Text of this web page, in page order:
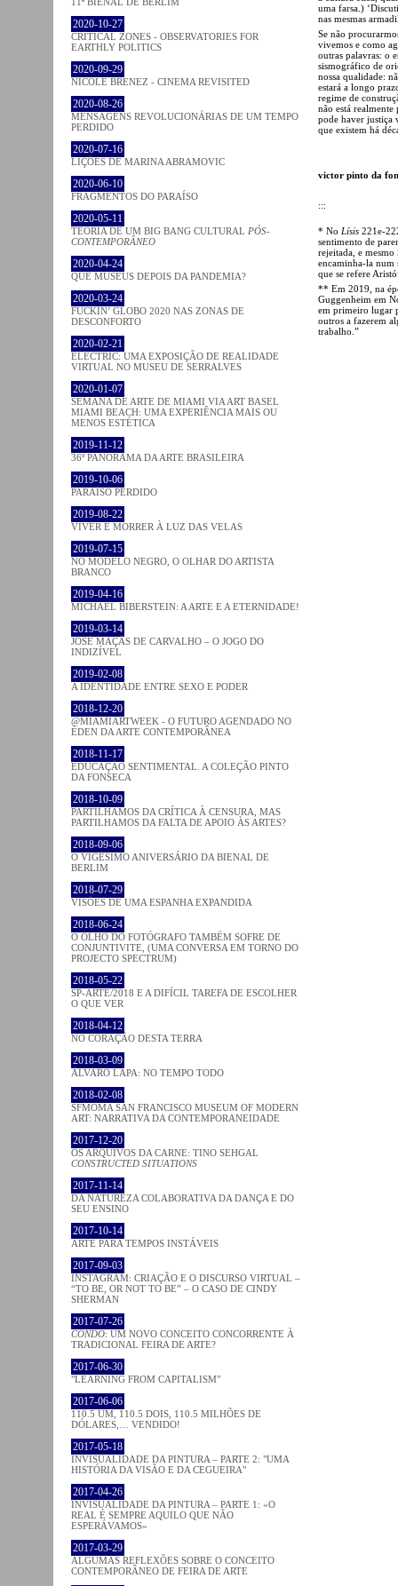
2020-10-27
CRITICAL ZONES - OBSERVATORIES FOR
EARTHLY POLITICS
2020-09-29
NICOLE BRENEZ - CINEMA REVISITED
2020-08-26
MENSAGENS REVOLUCIONÁRIAS DE UM TEMPO
PERDIDO
2020-07-16
LIÇÕES DE MARINA ABRAMOVIC
2020-06-10
FRAGMENTOS DO PARAÍSO
2020-05-11
TEORIA DE UM BIG BANG CULTURAL PÓS-
CONTEMPORÂNEO
2020-04-24
QUE MUSEUS DEPOIS DA PANDEMIA?
2020-03-24
FUCKIN’ GLOBO 2020 NAS ZONAS DE
DESCONFORTO
2020-02-21
ELECTRIC: UMA EXPOSIÇÃO DE REALIDADE
VIRTUAL NO MUSEU DE SERRALVES
2020-01-07
SEMANA DE ARTE DE MIAMI VIA ART BASEL
MIAMI BEACH: UMA EXPERIÊNCIA MAIS OU
MENOS ESTÉTICA
2019-11-12
36º PANORAMA DA ARTE BRASILEIRA
2019-10-06
PARAÍSO PERDIDO
2019-08-22
VIVER E MORRER À LUZ DAS VELAS
2019-07-15
NO MODELO NEGRO, O OLHAR DO ARTISTA
BRANCO
2019-04-16
MICHAEL BIBERSTEIN: A ARTE E A ETERNIDADE!
2019-03-14
JOSÉ MAÇÃS DE CARVALHO – O JOGO DO
INDIZÍVEL
2019-02-08
A IDENTIDADE ENTRE SEXO E PODER
2018-12-20
@MIAMIARTWEEK - O FUTURO AGENDADO NO
ÉDEN DA ARTE CONTEMPORÂNEA
2018-11-17
EDUCAÇÃO SENTIMENTAL. A COLEÇÃO PINTO
DA FONSECA
2018-10-09
PARTILHAMOS DA CRÍTICA À CENSURA, MAS
PARTILHAMOS DA FALTA DE APOIO ÀS ARTES?
2018-09-06
O VIGÉSIMO ANIVERSÁRIO DA BIENAL DE
BERLIM
2018-07-29
VISÕES DE UMA ESPANHA EXPANDIDA
2018-06-24
O OLHO DO FOTÓGRAFO TAMBÉM SOFRE DE
CONJUNTIVITE, (UMA CONVERSA EM TORNO DO
PROJECTO SPECTRUM)
2018-05-22
SP-ARTE/2018 E A DIFÍCIL TAREFA DE ESCOLHER
O QUE VER
2018-04-12
NO CORAÇÂO DESTA TERRA
2018-03-09
ÁLVARO LAPA: NO TEMPO TODO
2018-02-08
SFMOMA SAN FRANCISCO MUSEUM OF MODERN
ART: NARRATIVA DA CONTEMPORANEIDADE
2017-12-20
OS ARQUIVOS DA CARNE: TINO SEHGAL
CONSTRUCTED SITUATIONS
2017-11-14
DA NATUREZA COLABORATIVA DA DANÇA E DO
SEU ENSINO
2017-10-14
ARTE PARA TEMPOS INSTÁVEIS
2017-09-03
INSTAGRAM: CRIAÇÃO E O DISCURSO VIRTUAL –
“TO BE, OR NOT TO BE” – O CASO DE CINDY
SHERMAN
2017-07-26
CONDO: UM NOVO CONCEITO CONCORRENTE À
TRADICIONAL FEIRA DE ARTE?
2017-06-30
"LEARNING FROM CAPITALISM"
2017-06-06
110.5 UM, 110.5 DOIS, 110.5 MILHÕES DE
DÓLARES,… VENDIDO!
2017-05-18
INVISUALIDADE DA PINTURA – PARTE 2: "UMA
HISTÓRIA DA VISÃO E DA CEGUEIRA"
2017-04-26
INVISUALIDADE DA PINTURA – PARTE 1: «O
REAL É SEMPRE AQUILO QUE NÃO
ESPERÁVAMOS»
2017-03-29
ALGUMAS REFLEXÕES SOBRE O CONCEITO
CONTEMPORÂNEO DE FEIRA DE ARTE
uma farsa.)
nas mesmas
Se não
vivemos e como
outras palavras: o
sismográfico de
nossa qualidade:
estará a longo
regime de
não está
pode haver justiça
que existem há
victor pinto da
:::
* No Lísis 221e-
sentimento de
rejeitada, e
encaminha-la num
que se refere
** Em 2019, na
Guggenheim em
em primeiro lugar
outros a fazerem
trabalho.”